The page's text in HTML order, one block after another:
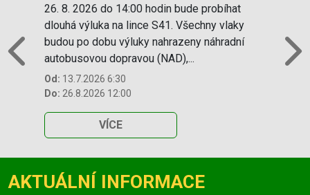
26. 8. 2026 do 14:00 hodin bude probíhat
dlouhá výluka na lince S41. Všechny vlaky
budou po dobu výluky nahrazeny náhradní
autobusovou dopravou (NAD),...
Od: 13.7.2026 6:30
Do: 26.8.2026 12:00
VÍCE
Previous
AKTUÁLNÍ INFORMACE